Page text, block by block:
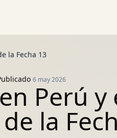
la Fecha 13
6 may 2026
Perú y
la